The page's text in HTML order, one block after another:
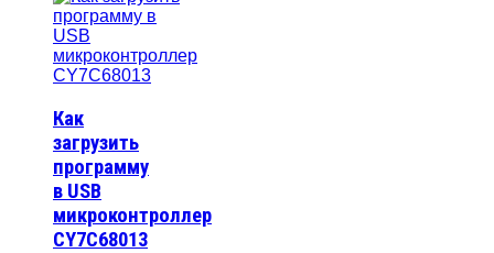
Как
загрузить
программу
в USB
микроконтроллер
CY7C68013